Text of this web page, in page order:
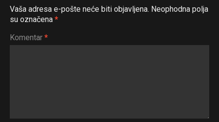
Vaša adresa e-pošte neće biti objavljena. Neophodna polja
su označena *
Komentar *